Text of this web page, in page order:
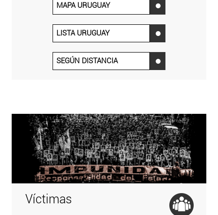
MAPA URUGUAY ‌
LISTA URUGUAY ‌
SEGÚN DISTANCIA ‌
Víctimas